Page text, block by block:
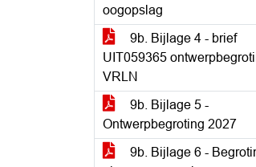
oogopslag
9b. Bijlage 4 - brief
UIT059365
VRLN
9b. Bijlage 5 -
Ontwerpbegroting 2027
9b. Bijlage 6 -